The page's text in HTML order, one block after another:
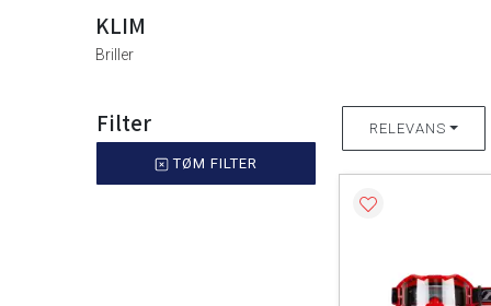
KLIM
Briller
Filter
TØM FILTER
RELEVANS